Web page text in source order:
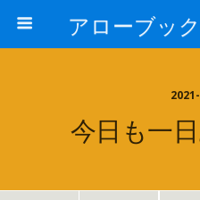
アローブッ
今日も一